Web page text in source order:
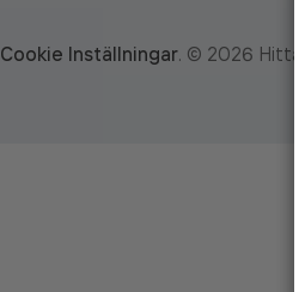
Cookie Inställningar. © 2026